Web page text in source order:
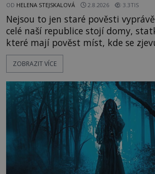
OD HELENA STEJSKALOVÁ 2.8.2026 3.3TIS
Nejsou to jen staré pověsti
celé naší republice stojí domy,
které mají pověst míst, kde se
ozývají nevysvětlitelné zvuky nebo
jevy. Zatímco historici většinou hledají racionální
lokality vykazují nápadně podobná
celé generace. A právě tato
ZOBRAZIT VÍCE